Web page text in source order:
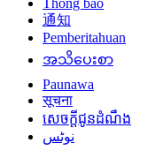
通知
Pemberitahuan
အသိပေးစာ
Paunawa
सूचना
សេចក្តីជូនដំណឹង
نوٹس